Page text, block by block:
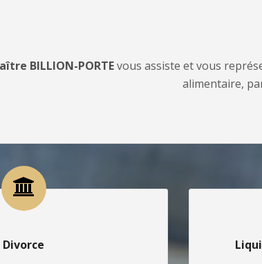
BILLION-PORTEvous assiste et vous
alimentaire,
Divorce